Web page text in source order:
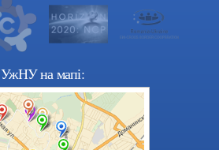
УжНУ на мапі: